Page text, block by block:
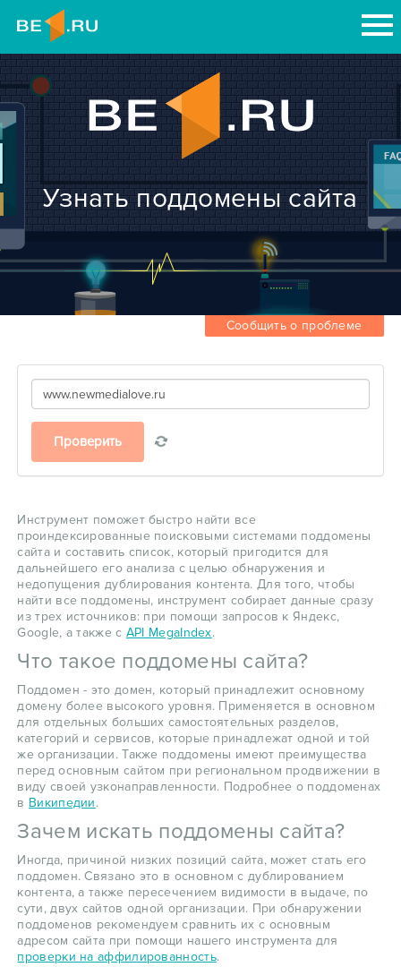
Узнать поддомены сайта
Сообщить о проблеме
Проверить
Инструмент поможет быстро найти все
проиндексированные поисковыми системами поддомены
сайта и составить список, который пригодится для
дальнейшего его анализа с целью обнаружения и
недопущения дублирования контента. Для того, чтобы
найти все поддомены, инструмент собирает данные сразу
из трех источников: при помощи запросов к Яндекс,
Google, а также с API MegaIndex.
Что такое поддомены сайта?
Поддомен - это домен, который принадлежит основному
домену более высокого уровня. Применяется в основном
для отдельных больших самостоятельных разделов,
категорий и сервисов, которые принадлежат одной и той
же организации. Также поддомены имеют преимущества
перед основным сайтом при региональном продвижении в
виду своей узконаправленности. Подробнее о поддоменах
в Википедии.
Зачем искать поддомены сайта?
Иногда, причиной низких позиций сайта, может стать его
поддомен. Связано это в основном с дублированием
контента, а также пересечением видимости в выдаче, по
сути, двух сайтов одной организации. При обнаружении
поддоменов рекомендуем сравнить их с основным
адресом сайта при помощи нашего инструмента для
проверки на аффилированность.